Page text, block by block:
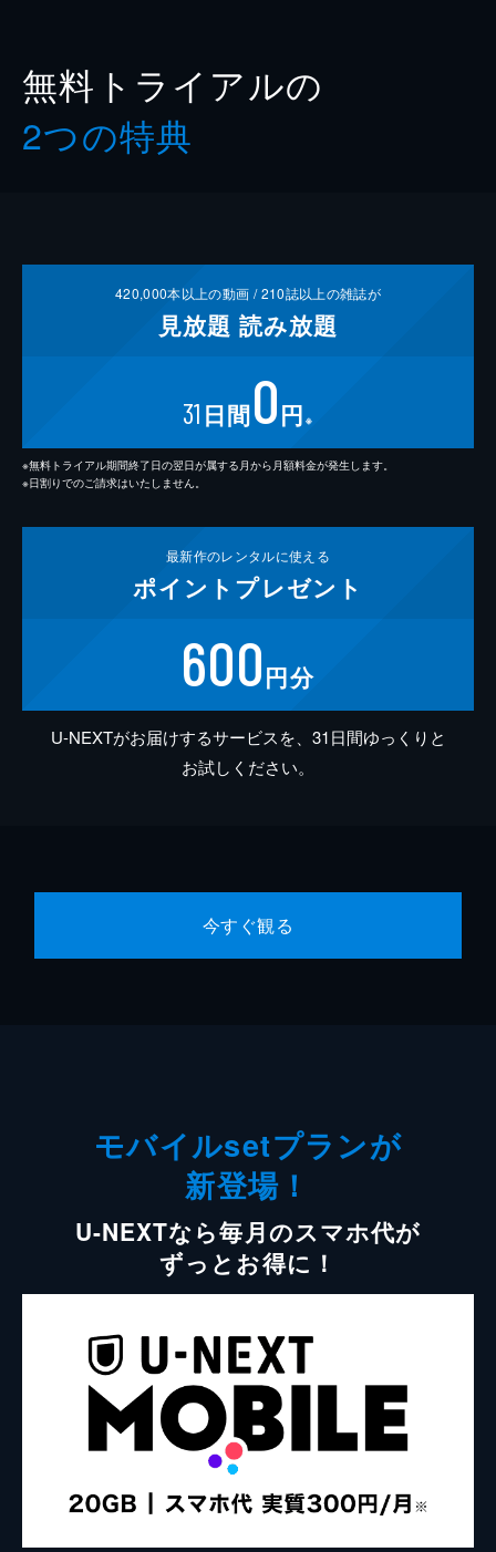
無料トライアルの
2つの特典
420,000本以上の動画 /210誌以上の雑誌が
見放題 読み放題
31 日間0円 ※
※無料トライアル期間終了日の翌日が属する月から月額料金が発生します。
※日割りでのご請求はいたしません。
最新作のレンタルに使える
ポイント プレゼント
600円分
U-NEXTがお届けするサービスを、31日間ゆっくりと
お試しください。
今すぐ観る
モバイルsetプランが
新登場！
U-NEXTなら毎月のスマホ代が
ずっとお得に！